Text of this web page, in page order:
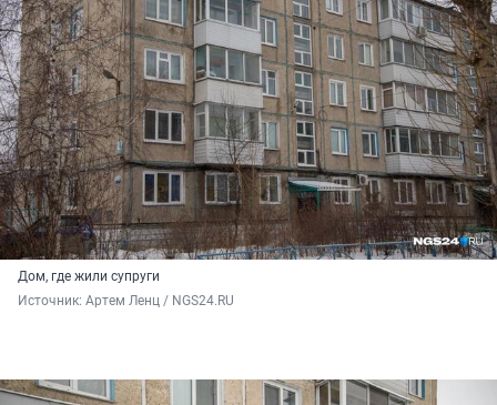
Дом, где жили супруги
Источник: Артем Ленц / NGS24.RU